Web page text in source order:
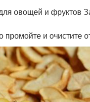
овощей и фруктов
и очистите